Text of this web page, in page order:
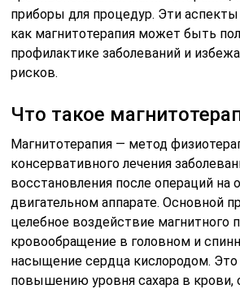
приборы для процедур. Эти
как магнитотерапия может быть
профилактике заболеваний и
рисков.
Что такое
Магнитотерапия — метод
консервативного лечения
восстановления после операций на
двигательном аппарате. Основной
целебное воздействие магнитного
кровообращение в головном и
насыщение сердца кислородом.
повышению уровня сахара в крови,